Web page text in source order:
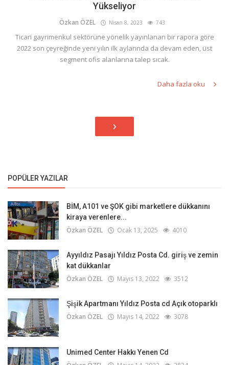
Yükseliyor
Özkan ÖZEL Nisan 8, 2023 743
Ticari gayrimenkul sektörüne yönelik yayınlanan bir rapora göre
2022 son çeyreğinde yeni yılın ilk aylarında da devam eden, üst
segment ofis alanlarına talep sıcak.
Daha fazla oku
›
POPÜLER YAZILAR
BİM, A101 ve ŞOK gibi marketlere dükkanını
kiraya verenlere...
Özkan ÖZEL Ocak 13, 2025 4010
Ayyıldız Pasajı Yıldız Posta Cd. giriş ve zemin
kat dükkanlar
Özkan ÖZEL Mayıs 13, 2022 3512
Şişik Apartmanı Yıldız Posta cd Açık otoparklı
Özkan ÖZEL Mayıs 14, 2022 3078
Unimed Center Hakkı Yenen Cd